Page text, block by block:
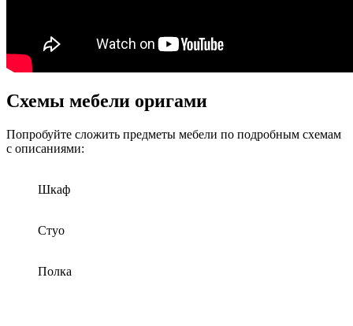
Схемы мебели оригами
Попробуйте сложить предметы мебели по подробным схемам
с описаниями:
Шкаф
Стуо
Полка